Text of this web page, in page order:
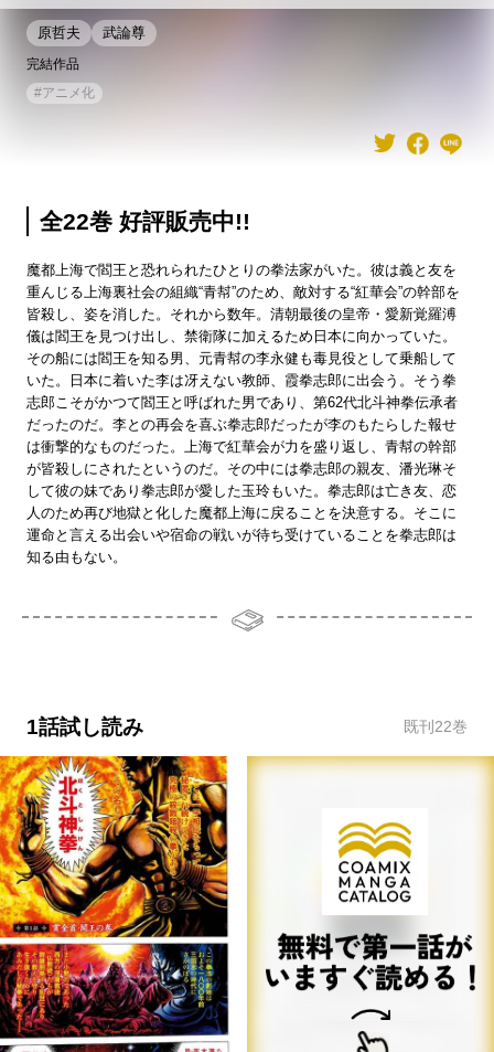
原哲夫 武論尊
完結作品
#アニメ化
全22巻 好評販売中!!
魔都上海で閻王と恐れられたひとりの拳法家がいた。彼は義と友を
重んじる上海裏社会の組織“青幇”のため、敵対する“紅華会”の幹部を
皆殺し、姿を消した。それから数年。清朝最後の皇帝・愛新覚羅溥
儀は閻王を見つけ出し、禁衛隊に加えるため日本に向かっていた。
その船には閻王を知る男、元青幇の李永健も毒見役として乗船して
いた。日本に着いた李は冴えない教師、霞拳志郎に出会う。そう拳
志郎こそがかつて閻王と呼ばれた男であり、第62代北斗神拳伝承者
だったのだ。李との再会を喜ぶ拳志郎だったが李のもたらした報せ
は衝撃的なものだった。上海で紅華会が力を盛り返し、青幇の幹部
が皆殺しにされたというのだ。その中には拳志郎の親友、潘光琳そ
して彼の妹であり拳志郎が愛した玉玲もいた。拳志郎は亡き友、恋
人のため再び地獄と化した魔都上海に戻ることを決意する。そこに
運命と言える出会いや宿命の戦いが待ち受けていることを拳志郎は
知る由もない。
1話試し読み 既刊 22巻